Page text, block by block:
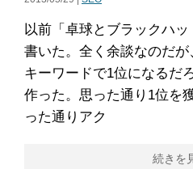
以前「卓球とブラックハ
書いた。全く余談なのだ
キーワードで1位になるだ
作った。思った通り1位を
った通りアク
続きを